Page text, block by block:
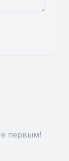
первым!